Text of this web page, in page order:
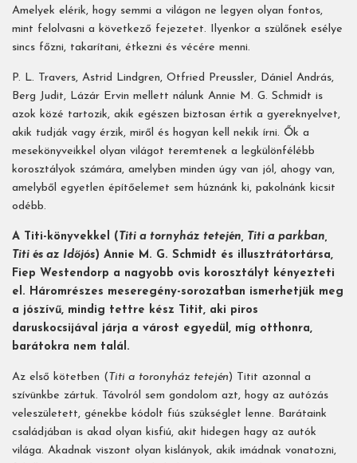
Amelyek elérik, hogy semmi a világon ne legyen olyan fontos,
mint felolvasni a következő fejezetet. Ilyenkor a szülőnek esélye
sincs főzni, takarítani, étkezni és vécére menni.
P. L. Travers, Astrid Lindgren, Otfried Preussler, Dániel András,
Berg Judit, Lázár Ervin mellett nálunk Annie M. G. Schmidt is
azok közé tartozik, akik egészen biztosan értik a gyereknyelvet,
akik tudják vagy érzik, miről és hogyan kell nekik írni. Ők a
mesekönyveikkel olyan világot teremtenek a legkülönfélébb
korosztályok számára, amelyben minden úgy van jól, ahogy van,
amelyből egyetlen építőelemet sem húznánk ki, pakolnánk kicsit
odébb.
A Titi-könyvekkel ( Titi a tornyház tetején, Titi a parkban,
Titi és az Időjós) Annie M. G. Schmidt és illusztrátortársa,
Fiep Westendorp a nagyobb ovis korosztályt kényezteti
el. Háromrészes meseregény-sorozatban ismerhetjük meg
a jószívű, mindig tettre kész Titit, aki piros
daruskocsijával járja a várost egyedül, míg otthonra,
barátokra nem talál.
Az első kötetben ( Titi a toronyház tetején) Titit azonnal a
szívünkbe zártuk. Távolról sem gondolom azt, hogy az autózás
veleszületett, génekbe kódolt fiús szükséglet lenne. Barátaink
családjában is akad olyan kisfiú, akit hidegen hagy az autók
világa. Akadnak viszont olyan kislányok, akik imádnak vonatozni,